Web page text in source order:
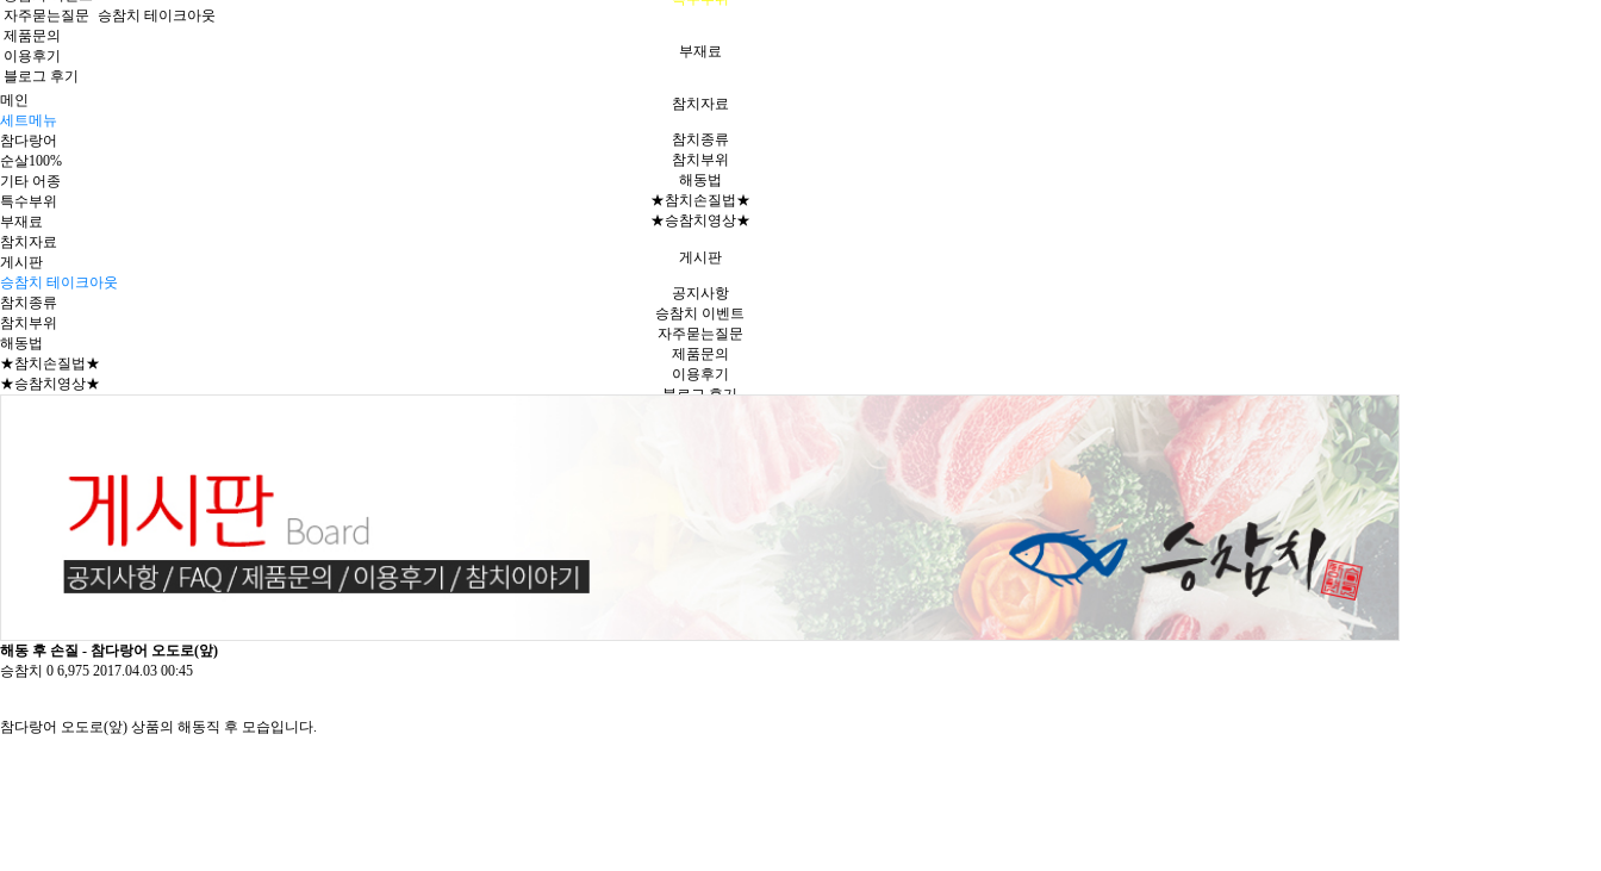
부재료
참치자료
참치종류
참치부위
해동법
★참치손질법★
★승참치영상★
게시판
공지사항
승참치 이벤트
자주묻는질문
제품문의
이용후기
블로그 후기
자주묻는질문
제품문의
이용후기
블로그 후기
승참치 테이크아웃
메인
세트메뉴
참다랑어
순살100%
기타 어종
특수부위
부재료
참치자료
게시판
승참치 테이크아웃
참치종류
참치부위
해동법
★참치손질법★
★승참치영상★
해동 후 손질 - 참다랑어 오도로(앞)
승참치 0 6,975 2017.04.03 00:45
참다랑어 오도로(앞) 상품의 해동직 후 모습입니다.